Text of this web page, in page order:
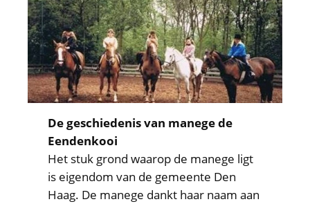
De geschiedenis van manege de
Eendenkooi
Het stuk grond waarop de manege ligt
is eigendom van de gemeente Den
Haag. De manege dankt haar naam aan